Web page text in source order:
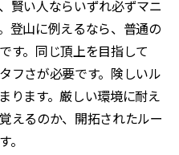
賢い人ならいずれ必ずマニ
登山に例えるなら、普通の
す。同じ頂上を目指して
フさが必要です。険しいル
ります。厳しい環境に耐え
えるのか、開拓されたルー
。